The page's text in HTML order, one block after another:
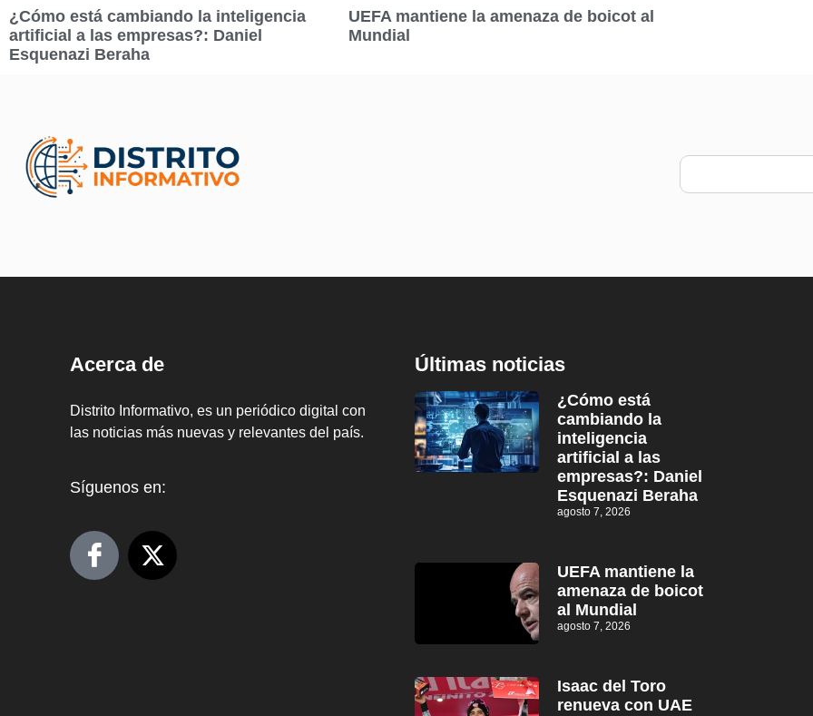
¿Cómo está cambiando la inteligencia
artificial a las empresas?: Daniel
Esquenazi Beraha
UEFA mantiene la amenaza de boicot al
Mundial
Acerca de
Distrito Informativo, es un periódico digital con
las noticias más nuevas y relevantes del país.
Síguenos en:
Últimas noticias
¿Cómo está
cambiando la
inteligencia
artificial a las
empresas?: Daniel
Esquenazi Beraha
agosto 7, 2026
UEFA mantiene la
amenaza de boicot
al Mundial
agosto 7, 2026
Isaac del Toro
renueva con UAE